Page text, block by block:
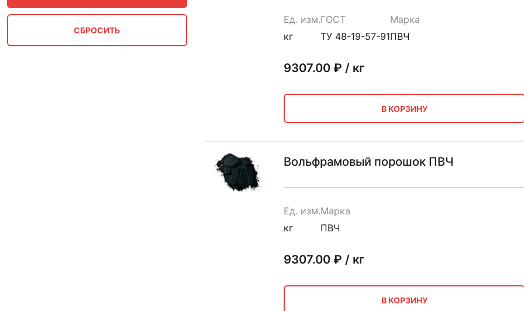
Ед. изм.
кг
ГОСТ
ТУ 48-19-57-91
Марка
ПВЧ
9307.00₽ / кг
В КОРЗИНУ
Вольфрамовый порошок ПВЧ
Ед. изм.
кг
Марка
ПВЧ
9307.00₽ / кг
В КОРЗИНУ